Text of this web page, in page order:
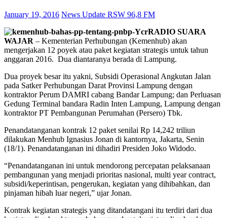
January 19, 2016 News Update RSW 96,8 FM
RADIO SUARA
WAJAR – Kementerian Perhubungan (Kemenhub) akan
mengerjakan 12 poyek atau paket kegiatan strategis untuk tahun
anggaran 2016. Dua diantaranya berada di Lampung.
Dua proyek besar itu yakni, Subsidi Operasional Angkutan Jalan
pada Satker Perhubungan Darat Provinsi Lampung dengan
kontraktor Perum DAMRI cabang Bandar Lampung; dan Perluasan
Gedung Terminal bandara Radin Inten Lampung, Lampung dengan
kontraktor PT Pembangunan Perumahan (Persero) Tbk.
Penandatanganan kontrak 12 paket senilai Rp 14,242 triliun
dilakukan Menhub Ignasius Jonan di kantornya, Jakarta, Senin
(18/1). Penandatanganan ini dihadiri Presiden Joko Widodo.
“Penandatanganan ini untuk mendorong percepatan pelaksanaan
pembangunan yang menjadi prioritas nasional, multi year contract,
subsidi/keperintisan, pengerukan, kegiatan yang dihibahkan, dan
pinjaman hibah luar negeri,” ujar Jonan.
Kontrak kegiatan strategis yang ditandatangani itu terdiri dari dua